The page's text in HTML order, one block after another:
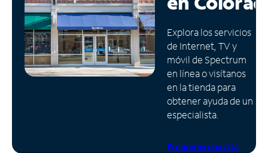
Administrar
cuenta
Encuentra
una
tienda
Explora los servicios
de Internet, TV y
móvil de Spectrum
en línea o visítanos
en la tienda para
obtener ayuda de un
especialista.
Programa una cita